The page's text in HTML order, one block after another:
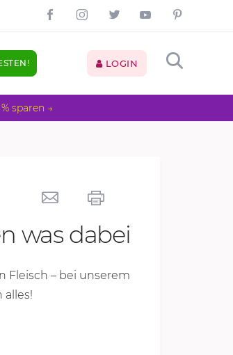
LOGIN
sparen →
was dabei
Fleisch – bei unserem
alles!